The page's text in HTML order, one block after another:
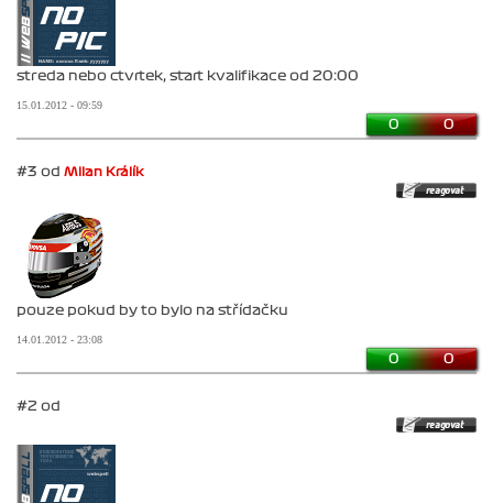
streda nebo ctvrtek, start kvalifikace od 20:00
15.01.2012 - 09:59
0 0
#3 od Milan Králík
pouze pokud by to bylo na střídačku
14.01.2012 - 23:08
0 0
#2 od